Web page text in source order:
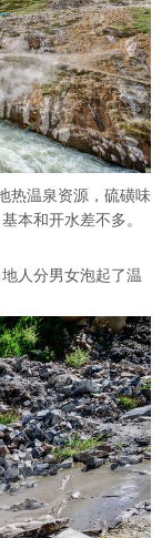
热温泉资源，硫磺味
本和开水差不多。
人分男女泡起了温